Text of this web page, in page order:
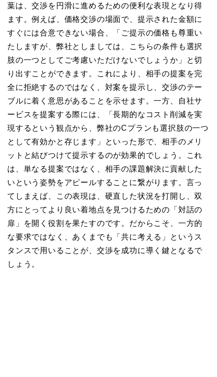
葉は、交渉を円滑に進めるための便利な表現となり得
ます。例えば、価格交渉の場面で、提示された金額に
すぐには合意できない場合、「ご提示の価格も尊重い
たしますが、弊社としましては、こちらの条件も選択
肢の一つとしてご考慮いただけないでしょうか」と切
り出すことができます。これにより、相手の提案を完
全に拒絶するのではなく、対案を提示し、交渉のテー
ブルに着く意思があることを示せます。一方、自社サ
ービスを提案する際には、「長期的なコスト削減を実
現するという観点から、弊社のCプランも選択肢の一つ
として有効かと存じます」といった形で、相手のメリ
ットと結びつけて提示するのが効果的でしょう。これ
は、単なる提案ではなく、相手の課題解決に貢献した
いという姿勢をアピールすることに繋がります。言っ
てしまえば、この表現は、硬直した状況を打開し、双
方にとってより良い着地点を見つけるための「対話の
扉」を開く役割を果たすのです。だからこそ、一方的
な要求ではなく、あくまでも「共に考える」というス
タンスで用いることが、交渉を成功に導く鍵となるで
しょう。